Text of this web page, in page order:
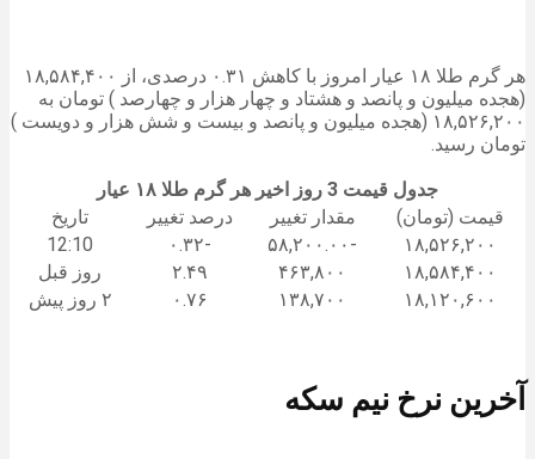
هر گرم طلا ۱۸ عیار امروز با کاهش ۰.۳۱ درصدی، از ۱۸,۵۸۴,۴۰۰
(هجده میلیون و پانصد و هشتاد و چهار هزار و چهارصد ) تومان به
۱۸,۵۲۶,۲۰۰ (هجده میلیون و پانصد و بیست و شش هزار و دویست )
تومان رسید.
جدول قیمت 3 روز اخیر هر گرم طلا ۱۸ عیار
قیمت (تومان)
مقدار تغییر درصد تغییر
تاریخ
۱۸,۵۲۶,۲۰۰
-۵۸,۲۰۰.۰۰ -۰.۳۲
12:10
۱۸,۵۸۴,۴۰۰
۴۶۳,۸۰۰ ۲.۴۹
روز قبل
۱۸,۱۲۰,۶۰۰
۱۳۸,۷۰۰ ۰.۷۶ ۲ روز پیش
آخرین نرخ نیم سکه